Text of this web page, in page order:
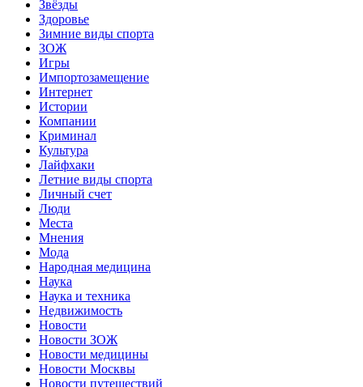
Звёзды
Здоровье
Зимние виды спорта
ЗОЖ
Игры
Импортозамещение
Интернет
Истории
Компании
Криминал
Культура
Лайфхаки
Летние виды спорта
Личный счет
Люди
Места
Мнения
Мода
Народная медицина
Наука
Наука и техника
Недвижимость
Новости
Новости ЗОЖ
Новости медицины
Новости Москвы
Новости путешествий